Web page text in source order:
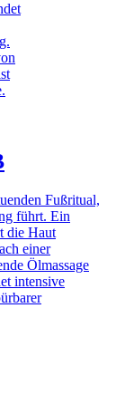
Fußritual,
führt. Ein
die Haut
einer
Ölmassage
intensive